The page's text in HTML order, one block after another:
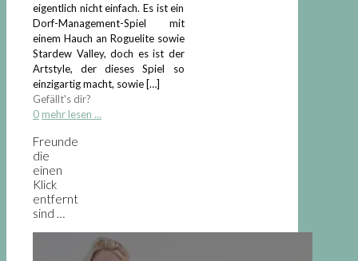
eigentlich nicht einfach. Es ist ein
Dorf-Management-Spiel mit
einem Hauch an Roguelite sowie
Stardew Valley, doch es ist der
Artstyle, der dieses Spiel so
einzigartig macht, sowie[…]
Gefällt's dir?
0 mehr lesen ...
Freunde
die
einen
Klick
entfernt
sind …